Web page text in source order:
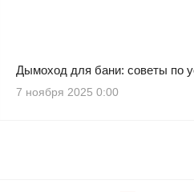
Дымоход для бани: советы по
7 ноября 2025 0:00